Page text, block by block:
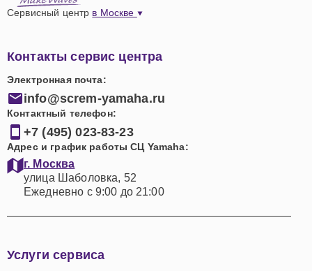
Сервисный центр в Москве
Контакты сервис центра
Электронная почта:
info@screm-yamaha.ru
Контактный телефон:
+7 (495) 023-83-23
Адрес и график работы СЦ Yamaha:
г. Москва
улица Шаболовка, 52
Ежедневно с 9:00 до 21:00
Услуги сервиса